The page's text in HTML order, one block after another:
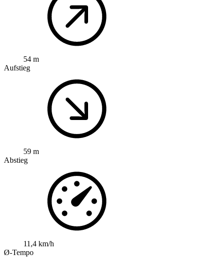
54 m
Aufstieg
59 m
Abstieg
11,4 km/h
Ø-Tempo